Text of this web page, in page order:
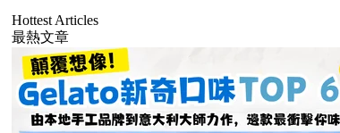
Hottest Articles
最熱文章